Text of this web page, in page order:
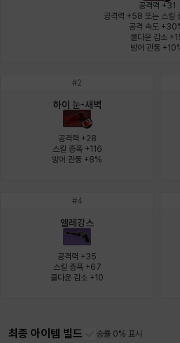
유스티나
이안
카밀로
크레이버
펠릭스
헤이즈 헨리 현우
공격력 +31
공격력 +58 또는 스킬
공격 속도
쿨다운 감소
방어 관통
#2
하이 눈-새벽
공격력 +28
스킬 증폭 +116
방어 관통 +8%
#4
엘레강스
공격력 +35
스킬 증폭 +67
쿨다운 감소 +10
최종 아이템 빌드 승률 0% 표시